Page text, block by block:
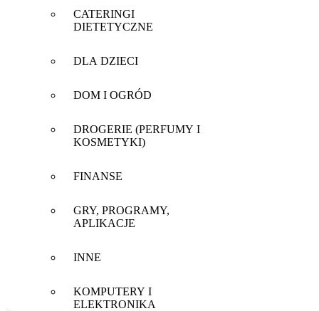
CATERINGI
DIETETYCZNE
DLA DZIECI
DOM I OGRÓD
DROGERIE (PERFUMY I
KOSMETYKI)
FINANSE
GRY, PROGRAMY,
APLIKACJE
INNE
KOMPUTERY I
ELEKTRONIKA